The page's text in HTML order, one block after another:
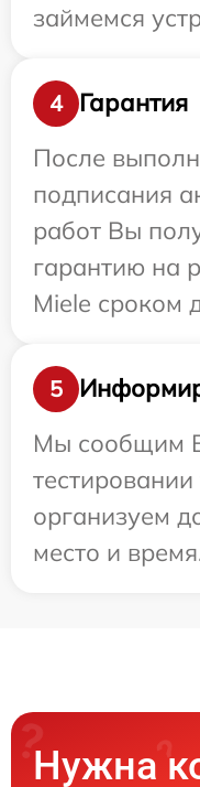
займемся
4
Гарантия
После
подписания
работ Вы
гарантию на
Miele сроком
5
Мы сообщим
организуем
место и
Нужна